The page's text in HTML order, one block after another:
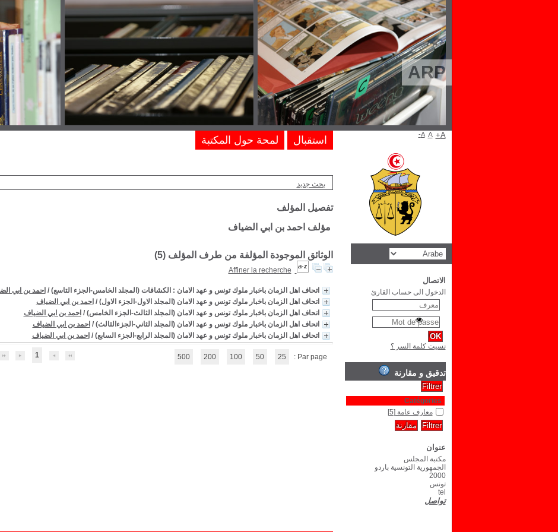
ARP
بحث جديد
تفصيل المؤلف
مؤلف احمد بن ابي الضياف
الوثائق الموجودة المؤلفة من طرف المؤلف (5
)
Affiner la recherche
اتحاف اهل الزمان باخبار ملوك تونس و عهد الامان : الكشافات (المجلد الخامس-الجزء التاسع) / احمد بن ابي
اتحاف اهل الزمان باخبار ملوك تونس و عهد الامان (المجلد الاول-الجزء الاول) / احمد بن ابي الضياف
اتحاف اهل الزمان باخبار ملوك تونس و عهد الامان (المجلد الثالث-الجزء الخامس) / احمد بن ابي الضياف
اتحاف اهل الزمان باخبار ملوك تونس و عهد الامان (المجلد الثاني-الجزءالثالث) / احمد بن ابي الضياف
اتحاف اهل الزمان باخبار ملوك تونس و عهد الامان (المجلد الرابع-الجزء السابع) / احمد بن ابي الضياف
1 Par page :
25
50
100
200
500
استقبال لمحة حول المكتبة A- A A+
الاتصال
الدخول الى حساب القارئ
نسيت كلمة السر ؟
تدقيق و مقارنة
Catégories
معارف عامة [5]
عنوان
مكتبة المجلس
الجمهورية التونسية باردو
2000
تونس
tel
تواصل